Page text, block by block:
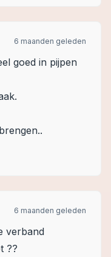
6 maanden geleden
goed in pijpen
6 maanden geleden
verband
??